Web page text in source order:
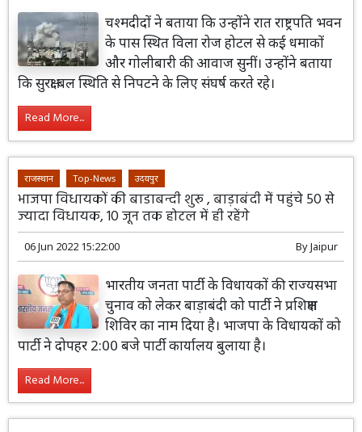
चश्मदीदों ने बताया कि उन्होंने रात राष्ट्रपति भवन
के पास स्थित विला रोज होटल से कई धमाकों
और गोलीबारी की आवाज सुनीं। उन्होंने बताया
कि सुरक्षा बल स्थिति से निपटने के लिए संघर्ष करते रहे।
Read More...
राजस्थान Top-News उदयपुर
भाजपा विधायकों की बाडाबन्दी शुरू , बाड़ाबंदी में पहुंचे 50 से
ज्यादा विधायक, 10 जून तक होटल में ही रहेंगे
06 Jun 2022 15:22:00 ByJaipur
भारतीय जनता पार्टी के विधायकों की राज्यसभा
चुनाव को लेकर बाड़ाबंदी को पार्टी ने प्रशिक्षण
शिविर का नाम दिया है। भाजपा के विधायकों को
पार्टी ने दोपहर 2:00 बजे पार्टी कार्यालय बुलाया है।
Read More...